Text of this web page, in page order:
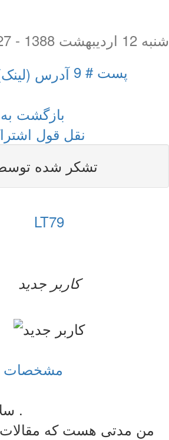
شنبه 12 اردیبهشت 1388 - 21:27
پست # 9
بازگشت
نقل قول
تشکر شده
LT79
کاربر جدید
مشخصات
سلام دوستان .
من مدتی هست که